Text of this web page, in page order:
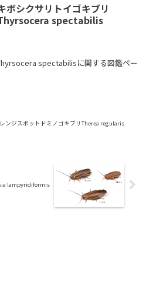
ボシクサリトイゴキブリ
spectabilis
spectabilisに関する図鑑ペー
ンジスポットドミノゴキブリTherea regularis
lampyridiformis